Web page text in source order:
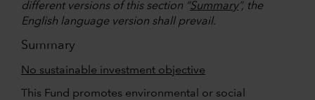
different versions of this section “Summary”, the
English language version shall prevail.
Summary
No sustainable investment objective
This Fund promotes environmental or social